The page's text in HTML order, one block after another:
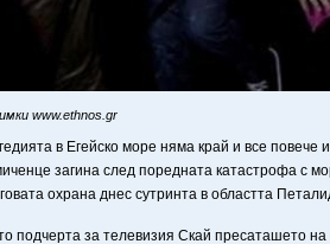
www.ethnos.gr
в Егейско море няма край и все
загина след поредната катастрофа с
охрана днес сутринта в областта
подчерта за телевизия Скай пресаташето